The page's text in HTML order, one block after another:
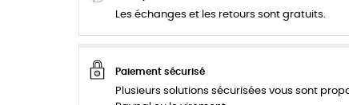
Les échanges et les retours sont gratuits.
Paiement sécurisé
Plusieurs solutions sécurisées vous sont